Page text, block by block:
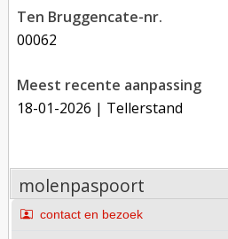
Ten Bruggencate-nr.
00062
Meest recente aanpassing
18-01-2026 | Tellerstand
molenpaspoort
contact en bezoek